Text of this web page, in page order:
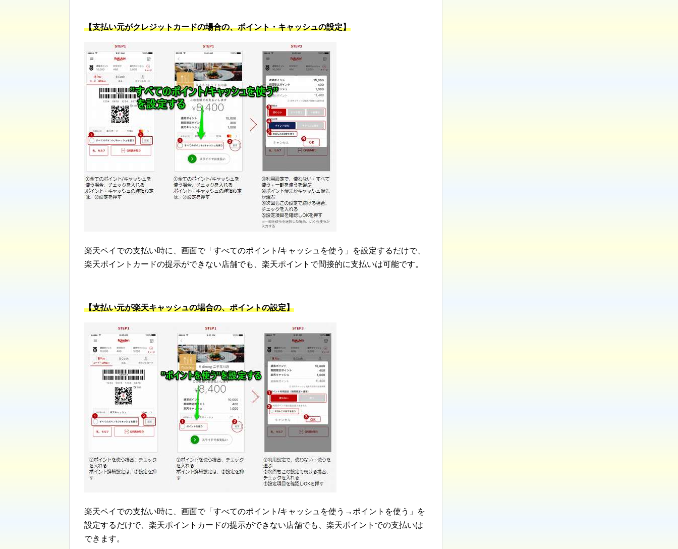
【支払い元がクレジットカードの場合の、ポイント・キャッシュの設定】
楽天ペイでの支払い時に、画面で「すべてのポイント/キャッシュを使う」を設定するだけで、
楽天ポイントカードの提示ができない店舗でも、楽天ポイントで間接的に支払いは可能です。
【支払い元が楽天キャッシュの場合の、ポイントの設定】
楽天ペイでの支払い時に、画面で「すべてのポイント/キャッシュを使う→ポイントを使う」を
設定するだけで、楽天ポイントカードの提示ができない店舗でも、楽天ポイントでの支払いは
できます。